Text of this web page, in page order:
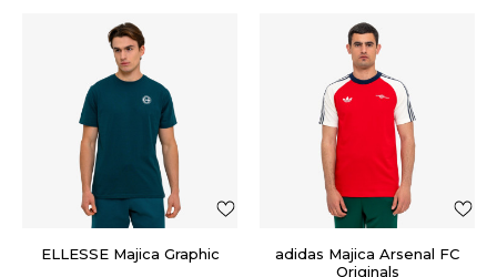
ELLESSE Majica Graphic
adidas Majica Arsenal FC
Originals